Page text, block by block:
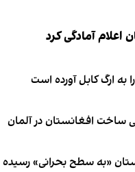
اعلام آمادگی کرد
به ارگ کابل آورده است
«به سطح بحرانی»